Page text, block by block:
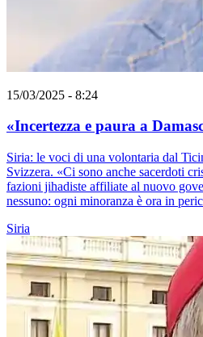
15/03/2025 - 8:24
«Incertezza e paura a
Siria: le voci di una volontaria dal
Svizzera. «Ci sono anche sacerdoti
fazioni jihadiste affiliate al nuovo
nessuno: ogni minoranza è ora in
Siria